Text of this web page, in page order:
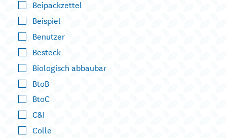
Beipackzettel
Beispiel
Benutzer
Besteck
Biologisch abbaubar
BtoB
BtoC
C&I
Colle